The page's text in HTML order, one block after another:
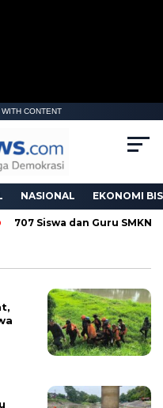
CONTENT
NASIONAL EKONOMI
707 Siswa dan Guru SMKN